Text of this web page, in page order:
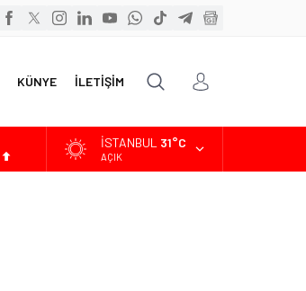
KÜNYE İLETİŞİM
İSTANBUL 31°C
AÇIK